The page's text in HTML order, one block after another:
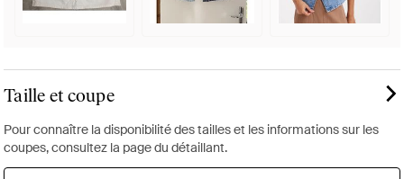
Taille et coupe
Pour connaître la disponibilité des tailles et les informations sur les
coupes, consultez la page du détaillant.